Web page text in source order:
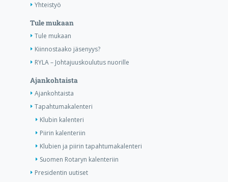
Yhteistyö
Tule mukaan
Tule mukaan
Kiinnostaako jäsenyys?
RYLA – Johtajuuskoulutus nuorille
Ajankohtaista
Ajankohtaista
Tapahtumakalenteri
Klubin kalenteri
Piirin kalenteriin
Klubien ja piirin tapahtumakalenteri
Suomen Rotaryn kalenteriin
Presidentin uutiset